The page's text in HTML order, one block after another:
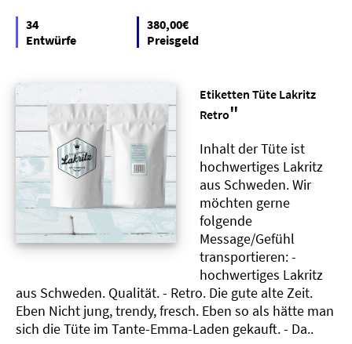
34
Entwürfe
380,00€
Preisgeld
Etiketten Tüte Lakritz
Retro"
Inhalt der Tüte ist
hochwertiges Lakritz
aus Schweden. Wir
möchten gerne
folgende
Message/Gefühl
transportieren: -
hochwertiges Lakritz
aus Schweden. Qualität. - Retro. Die gute alte Zeit.
Eben Nicht jung, trendy, fresch. Eben so als hätte man
sich die Tüte im Tante-Emma-Laden gekauft. - Da..